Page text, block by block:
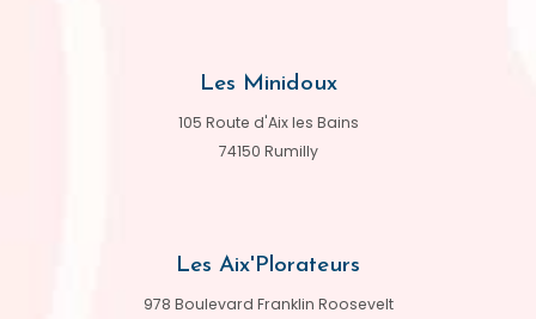
Les Minidoux
105 Route d'Aix les Bains
74150 Rumilly
Les Aix'Plorateurs
978 Boulevard Franklin Roosevelt